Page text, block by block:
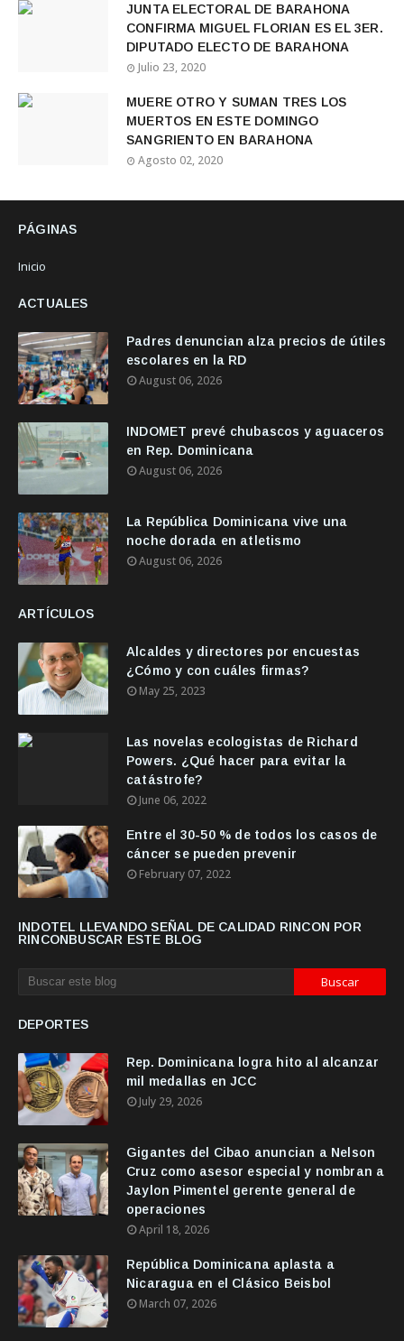
JUNTA ELECTORAL DE BARAHONA
CONFIRMA MIGUEL FLORIAN ES EL 3ER.
DIPUTADO ELECTO DE BARAHONA
Julio 23, 2020
MUERE OTRO Y SUMAN TRES LOS
MUERTOS EN ESTE DOMINGO
SANGRIENTO EN BARAHONA
Agosto 02, 2020
PÁGINAS
Inicio
ACTUALES
Padres denuncian alza precios de útiles
escolares en la RD
August 06, 2026
INDOMET prevé chubascos y aguaceros
en Rep. Dominicana
August 06, 2026
La República Dominicana vive una
noche dorada en atletismo
August 06, 2026
ARTÍCULOS
Alcaldes y directores por encuestas
¿Cómo y con cuáles firmas?
May 25, 2023
Las novelas ecologistas de Richard
Powers. ¿Qué hacer para evitar la
catástrofe?
June 06, 2022
Entre el 30-50 % de todos los casos de
cáncer se pueden prevenir
February 07, 2022
INDOTEL LLEVANDO SEÑAL DE CALIDAD RINCON POR
RINCONBUSCAR ESTE BLOG
DEPORTES
Rep. Dominicana logra hito al alcanzar
mil medallas en JCC
July 29, 2026
Gigantes del Cibao anuncian a Nelson
Cruz como asesor especial y nombran a
Jaylon Pimentel gerente general de
operaciones
April 18, 2026
República Dominicana aplasta a
Nicaragua en el Clásico Beisbol
March 07, 2026